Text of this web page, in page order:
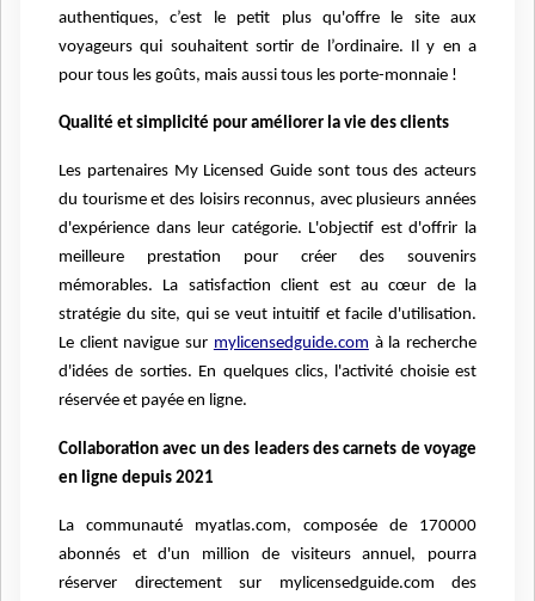
authentiques, c’est le petit plus qu'offre le site aux
voyageurs qui souhaitent sortir de l’ordinaire. Il y en a
pour tous les goûts, mais aussi tous les porte-monnaie !
Qualité et simplicité pour améliorer la vie des clients
Les partenaires My Licensed Guide sont tous des acteurs
du tourisme et des loisirs reconnus, avec plusieurs années
d'expérience dans leur catégorie. L'objectif est d'offrir la
meilleure prestation pour créer des souvenirs
mémorables. La satisfaction client est au cœur de la
stratégie du site, qui se veut intuitif et facile d'utilisation.
Le client navigue sur mylicensedguide.com à la recherche
d'idées de sorties. En quelques clics, l'activité choisie est
réservée et payée en ligne.
Collaboration avec un des leaders des carnets de voyage
en ligne depuis 2021
La communauté myatlas.com, composée de 170000
abonnés et d'un million de visiteurs annuel, pourra
réserver directement sur mylicensedguide.com des